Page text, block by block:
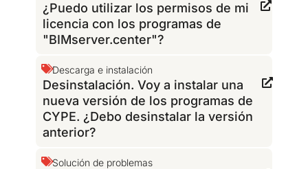
¿Puedo utilizar los permisos de mi
licencia con los programas de
"BIMserver.center"?
Descarga e instalación
Desinstalación. Voy a instalar una
nueva versión de los programas de
CYPE. ¿Debo desinstalar la versión
anterior?
Solución de problemas